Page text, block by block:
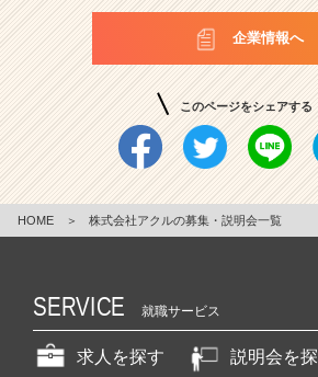
（C
r
a
e
r）
企業情報へ
このページをシェアする
HOME ＞ 株式会社アクルの募集・説明会一覧
SERVICE 就職サービス
求人を探す
説明会を